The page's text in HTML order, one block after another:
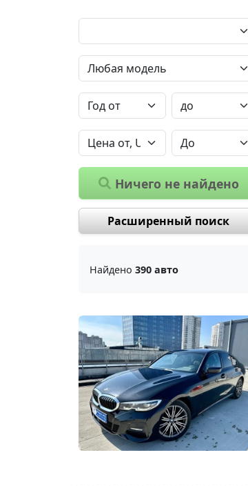
Ничего не найдено
Расширенный поиск
Найдено 390 авто